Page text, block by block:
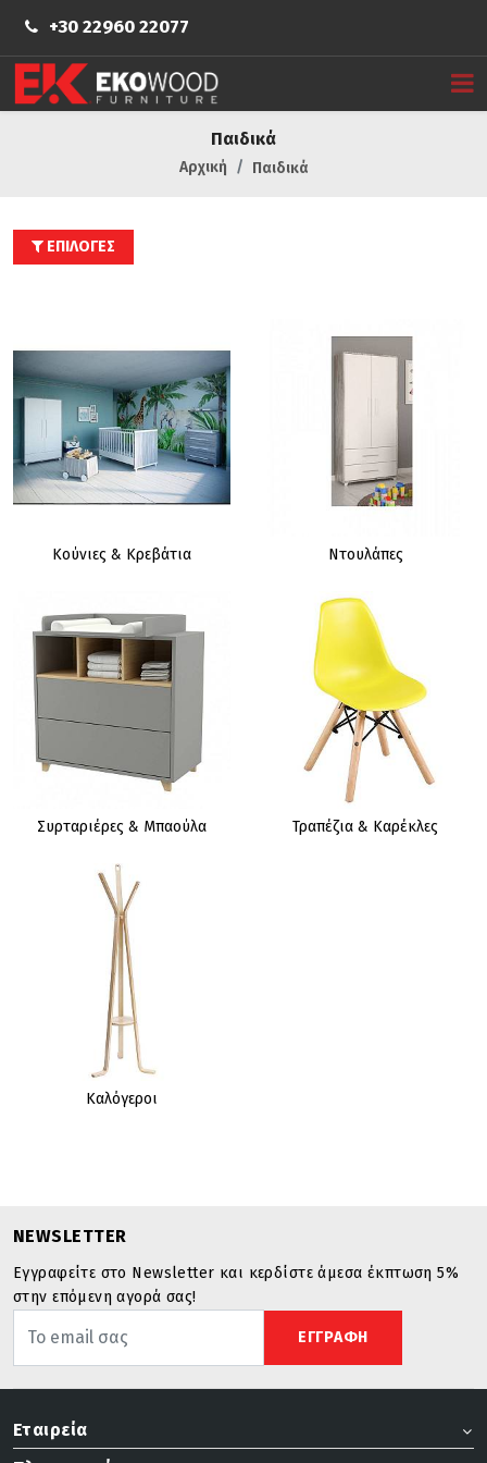
+30 22960 22077
Παιδικά
Αρχική Παιδικά
ΕΠΙΛΟΓΕΣ
Κούνιες & Κρεβάτια Ντουλάπες
Συρταριέρες & Μπαούλα Τραπέζια & Καρέκλες
Καλόγεροι
NEWSLETTER
Εγγραφείτε στο Newsletter και κερδίστε άμεσα έκπτωση 5%
στην επόμενη αγορά σας!
ΕΓΓΡΑΦΗ
Εταιρεία